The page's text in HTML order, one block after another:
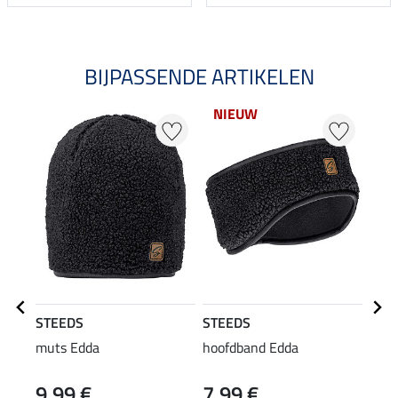
BIJPASSENDE ARTIKELEN
STEEDS
muts Edda
NIEUW
STEEDS
hoofdband Edda